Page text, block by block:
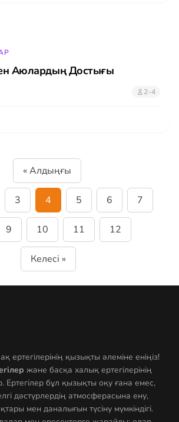
Аюлардың Достығы
2–4
« Алдыңғы
3 4 5 6 7
9 10 11 12
Келесі »
ертегілерінің қызықты әлеміне еніңіз!
және басқа халық ертегілерінің
Ертегілер бұл қызықты оқу ғана емес,
дәстүрлердің атмосферасына ену,
мен даналығын түсіну мүмкіндігі.